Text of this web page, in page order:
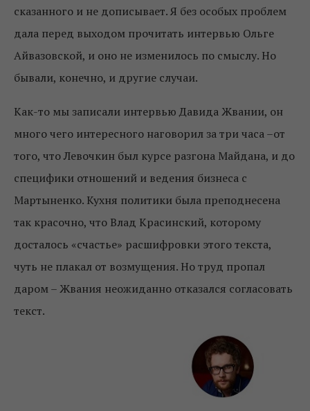
сказанного и не дописывает. Я без особых проблем
дала перед выходом прочитать интервью Ольге
Айвазовской, и оно не изменилось по смыслу. Но
бывали, конечно, и другие случаи.
Как-то мы записали интервью Давида Жвании, он
много чего интересного наговорил за три часа –от
того, что Левочкин был курсе разгона Майдана, и до
специфики отношений и ведения бизнеса с
Мартыненко. Кухня политики была преподнесена
так красочно, что Влад Красинский, которому
досталось «счастье» расшифровки этого текста,
чуть не плакал от возмущения. Но труд пропал
даром – Жвания неожиданно отказался согласовать
текст.